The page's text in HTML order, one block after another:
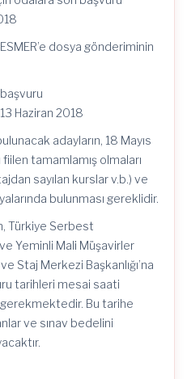
dosya gönderiminin
2018
adayların, 18 Mayıs
tamamlamış olmaları
sayılan kurslar v.b.) ve
bulunması gereklidir.
Türkiye Serbest
Yeminli Mali Müşavirler
Staj Merkezi Başkanlığı’na
tarihleri mesai saati
Bu tarihe
ve sınav bedelini